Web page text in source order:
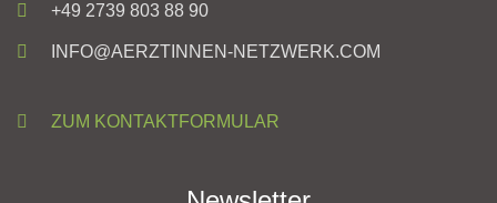
+49 2739 803 88 90
INFO@AERZTINNEN-NETZWERK.COM
ZUM KONTAKTFORMULAR